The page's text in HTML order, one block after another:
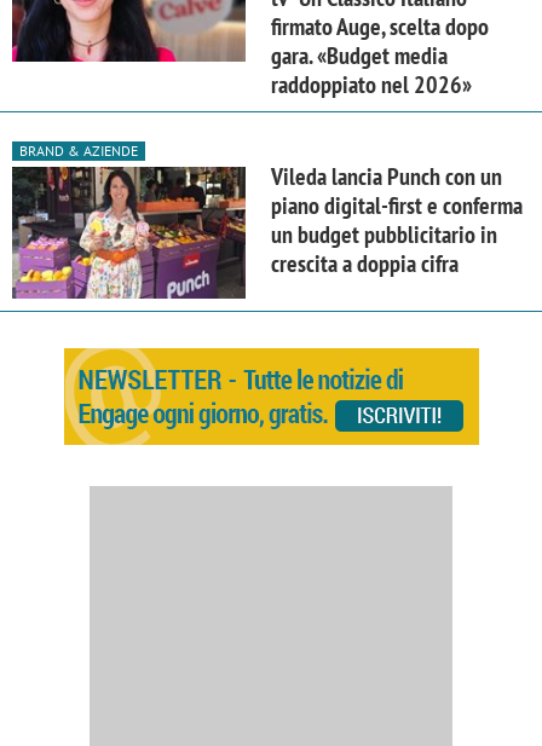
firmato Auge, scelta dopo
gara. «Budget media
raddoppiato nel 2026»
BRAND & AZIENDE
Vileda lancia Punch con un
piano digital-first e conferma
un budget pubblicitario in
crescita a doppia cifra